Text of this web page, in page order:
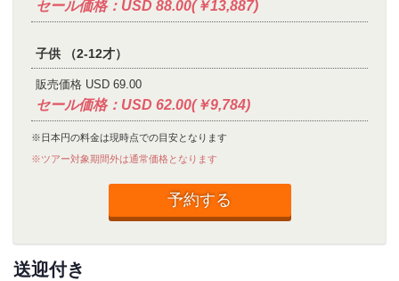
セール価格：USD 88.00(￥13,887)
子供 （2-12才）
販売価格 USD 69.00
セール価格：USD 62.00(￥9,784)
※日本円の料金は現時点での目安となります
※ツアー対象期間外は通常価格となります
予約する
送迎付き